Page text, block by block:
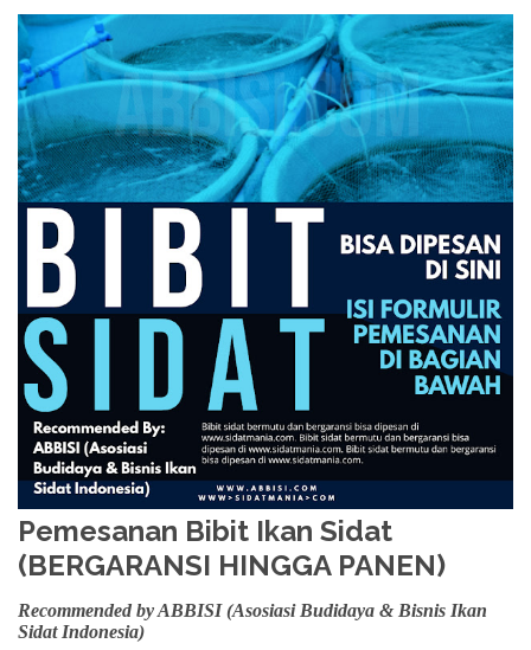
Pemesanan Bibit Ikan Sidat
(BERGARANSI HINGGA PANEN)
Recommended by ABBISI (Asosiasi Budidaya & Bisnis Ikan
Sidat Indonesia)